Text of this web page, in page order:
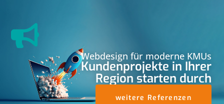
Webdesign für moderne KMUs
Kundenprojekte in Ihrer
Region starten durch
weitere Referenzen